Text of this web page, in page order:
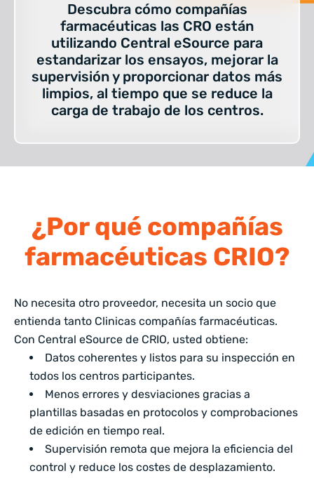
Descubra cómo compañías
farmacéuticas las CRO están
utilizando Central eSource para
estandarizar los ensayos, mejorar la
supervisión y proporcionar datos más
limpios, al tiempo que se reduce la
carga de trabajo de los centros.
¿Por qué compañías
farmacéuticas CRIO?
No necesita otro proveedor, necesita un socio que
entienda tanto Clinicas compañías farmacéuticas.
Con Central eSource de CRIO, usted obtiene:
Datos coherentes y listos para su inspección en
todos los centros participantes.
Menos errores y desviaciones gracias a
plantillas basadas en protocolos y comprobaciones
de edición en tiempo real.
Supervisión remota que mejora la eficiencia del
control y reduce los costes de desplazamiento.